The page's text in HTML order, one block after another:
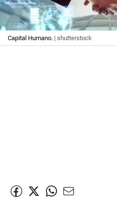
Capital Humano. | shutterstock